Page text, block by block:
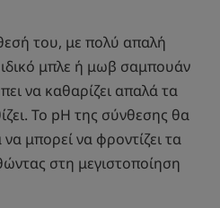
του, με πολύ απαλή
μπλε ή μωβ σαμπουάν
να καθαρίζει απαλά τα
Το pH της σύνθεσης θα
να μπορεί να φροντίζει τα
στη μεγιστοποίηση